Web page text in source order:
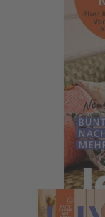
Zum Anfang der
Artikelnr. 066325